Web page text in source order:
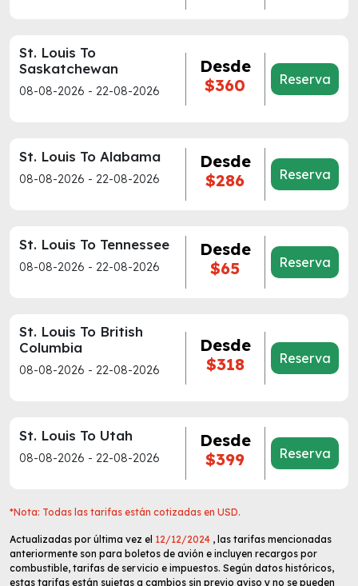
St. Louis To
Saskatchewan
08-08-2026 - 22-08-2026
Desde
$360
Reserva
St. Louis To Alabama
08-08-2026 - 22-08-2026
Desde
$286
Reserva
St. Louis To Tennessee
08-08-2026 - 22-08-2026
Desde
$65
Reserva
St. Louis To British
Columbia
08-08-2026 - 22-08-2026
Desde
$318
Reserva
St. Louis To Utah
08-08-2026 - 22-08-2026
Desde
$399
Reserva
*Nota: Todas las tarifas están cotizadas en USD.
Actualizadas por última vez el 12/12/2024 , las tarifas mencionadas
anteriormente son para boletos de avión e incluyen recargos por
combustible, tarifas de servicio e impuestos. Según datos históricos,
estas tarifas están sujetas a cambios sin previo aviso y no se pueden